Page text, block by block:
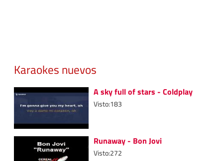
Karaokes nuevos
A sky full of stars - Coldplay
Visto:183
Runaway - Bon Jovi
Visto:272